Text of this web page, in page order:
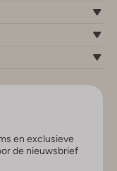
en exclusieve
de nieuwsbrief